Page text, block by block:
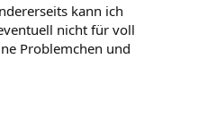
kann ich
nicht für voll
Problemchen und